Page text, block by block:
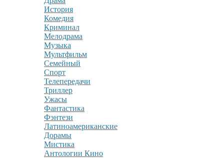
История
Комедия
Криминал
Мелодрама
Музыка
Мультфильм
Семейный
Спорт
Телепередачи
Триллер
Ужасы
Фантастика
Фэнтези
Латиноамериканские
Дорамы
Мистика
Антологии Кино